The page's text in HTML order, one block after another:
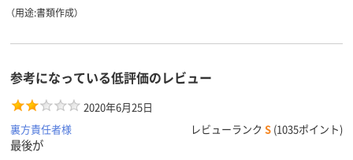
（用途:書類作成）
参考になっている低評価のレビュー
2020年6月25日
裏方責任者様
レビューランク S (1035ポイント)
最後が